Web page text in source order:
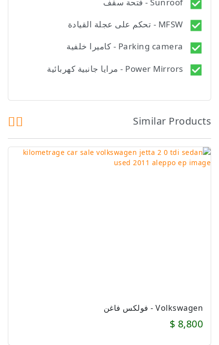
MFSW - تحكم على عجلة القيادة
Parking camera - كاميرا خلفية
Power Mirrors - مرايا جانبية كهربائية
Similar Products
Volkswagen - فولكس فاغن
8,800 $